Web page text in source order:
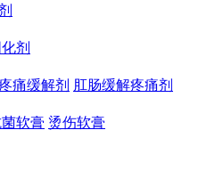
剂
痛缓解剂 肛肠缓解疼痛剂
软膏 烫伤软膏